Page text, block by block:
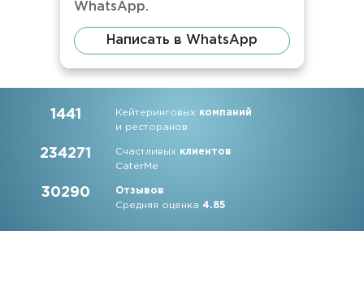
WhatsApp.
Написать в WhatsApp
1441 Кейтеринговых компаний
и ресторанов
234271 Счастливых клиентов
CaterMe
30290
Отзывов
Средняя оценка4.85